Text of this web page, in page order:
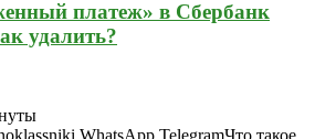
платеж» в Сбербанк
удалить?